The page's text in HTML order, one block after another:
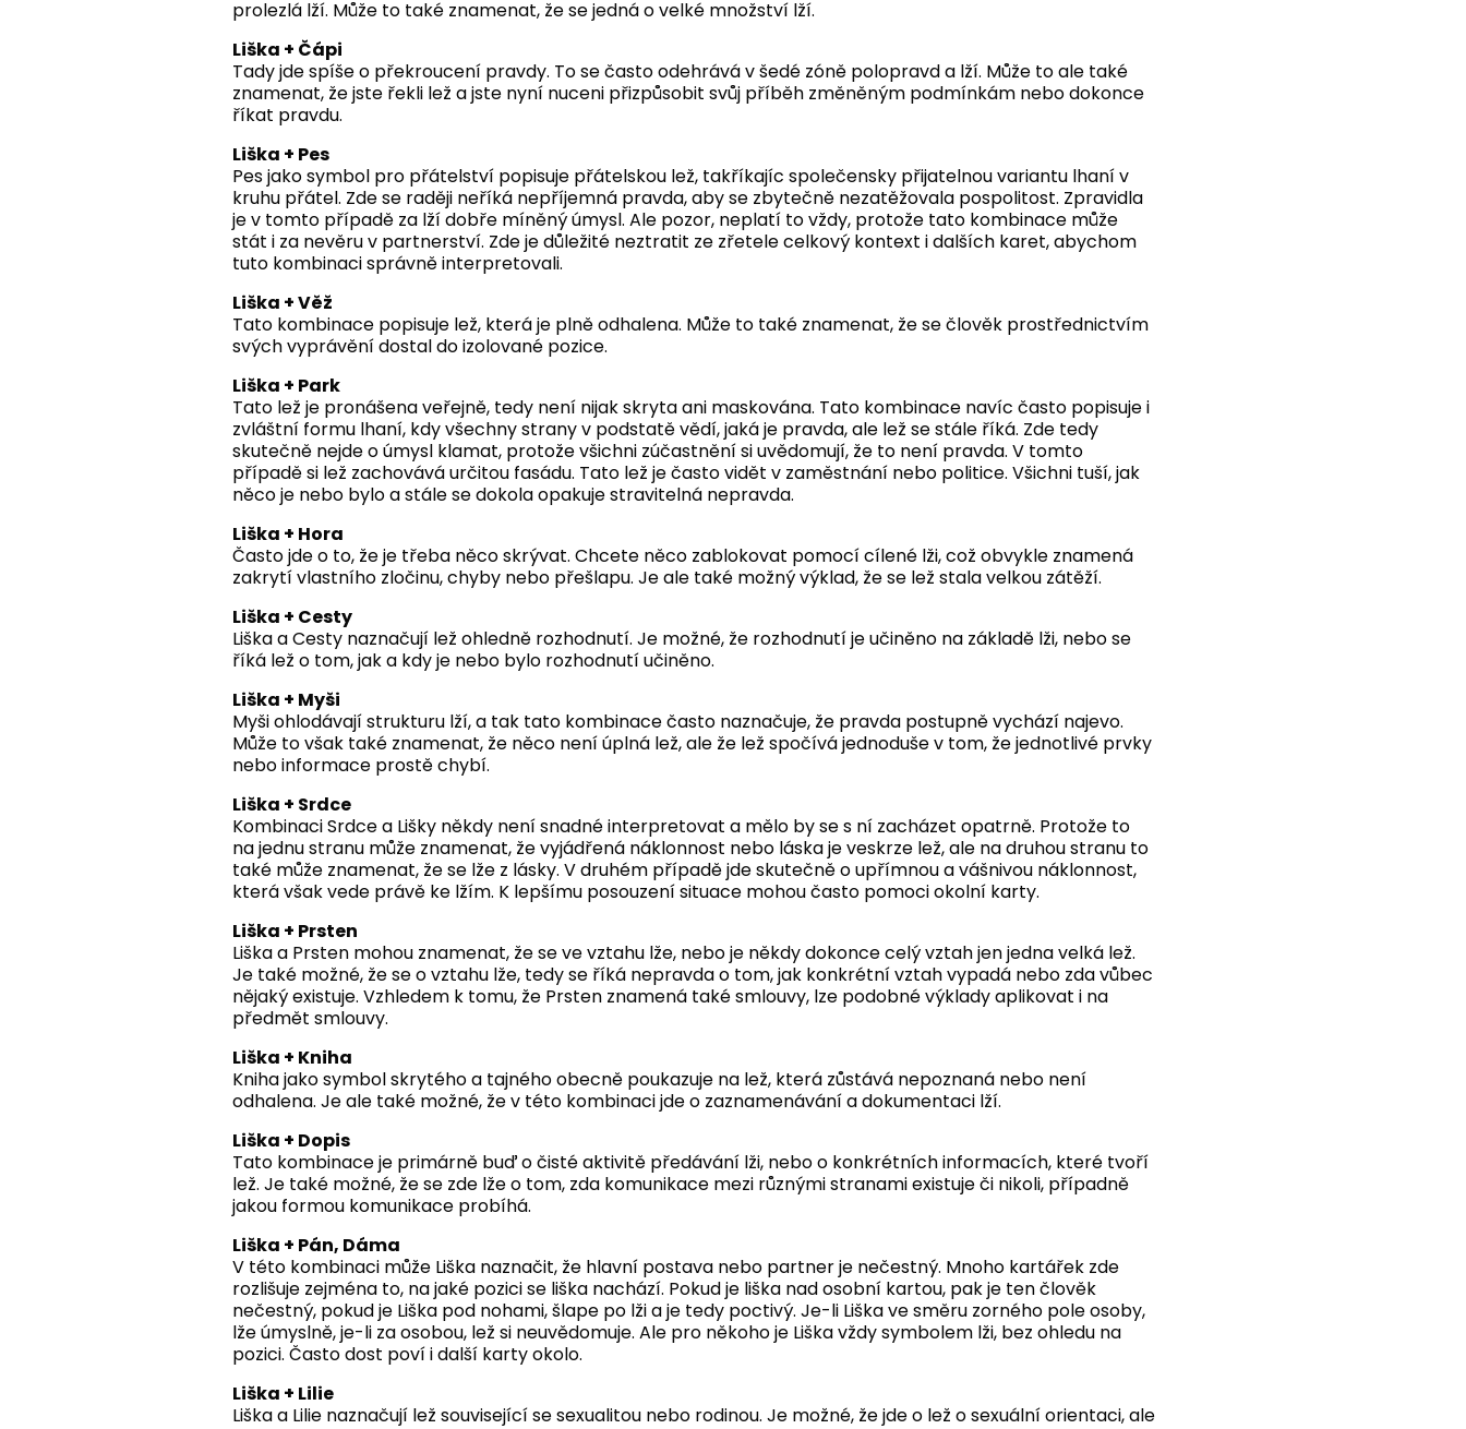
prolezlá lží. Může to také znamenat, že se jedná o velké množství lží.
Liška + Čápi
Tady jde spíše o překroucení pravdy. To se často odehrává v šedé zóně polopravd a lží. Může to ale také
znamenat, že jste řekli lež a jste nyní nuceni přizpůsobit svůj příběh změněným podmínkám nebo dokonce
říkat pravdu.
Liška + Pes
Pes jako symbol pro přátelství popisuje přátelskou lež, takříkajíc společensky přijatelnou variantu lhaní v
kruhu přátel. Zde se raději neříká nepříjemná pravda, aby se zbytečně nezatěžovala pospolitost. Zpravidla
je v tomto případě za lží dobře míněný úmysl. Ale pozor, neplatí to vždy, protože tato kombinace může
stát i za nevěru v partnerství. Zde je důležité neztratit ze zřetele celkový kontext i dalších karet, abychom
tuto kombinaci správně interpretovali.
Liška + Věž
Tato kombinace popisuje lež, která je plně odhalena. Může to také znamenat, že se člověk prostřednictvím
svých vyprávění dostal do izolované pozice.
Liška + Park
Tato lež je pronášena veřejně, tedy není nijak skryta ani maskována. Tato kombinace navíc často popisuje i
zvláštní formu lhaní, kdy všechny strany v podstatě vědí, jaká je pravda, ale lež se stále říká. Zde tedy
skutečně nejde o úmysl klamat, protože všichni zúčastnění si uvědomují, že to není pravda. V tomto
případě si lež zachovává určitou fasádu. Tato lež je často vidět v zaměstnání nebo politice. Všichni tuší, jak
něco je nebo bylo a stále se dokola opakuje stravitelná nepravda.
Liška + Hora
Často jde o to, že je třeba něco skrývat. Chcete něco zablokovat pomocí cílené lži, což obvykle znamená
zakrytí vlastního zločinu, chyby nebo přešlapu. Je ale také možný výklad, že se lež stala velkou zátěží.
Liška + Cesty
Liška a Cesty naznačují lež ohledně rozhodnutí. Je možné, že rozhodnutí je učiněno na základě lži, nebo se
říká lež o tom, jak a kdy je nebo bylo rozhodnutí učiněno.
Liška + Myši
Myši ohlodávají strukturu lží, a tak tato kombinace často naznačuje, že pravda postupně vychází najevo.
Může to však také znamenat, že něco není úplná lež, ale že lež spočívá jednoduše v tom, že jednotlivé prvky
nebo informace prostě chybí.
Liška + Srdce
Kombinaci Srdce a Lišky někdy není snadné interpretovat a mělo by se s ní zacházet opatrně. Protože to
na jednu stranu může znamenat, že vyjádřená náklonnost nebo láska je veskrze lež, ale na druhou stranu to
také může znamenat, že se lže z lásky. V druhém případě jde skutečně o upřímnou a vášnivou náklonnost,
která však vede právě ke lžím. K lepšímu posouzení situace mohou často pomoci okolní karty.
Liška + Prsten
Liška a Prsten mohou znamenat, že se ve vztahu lže, nebo je někdy dokonce celý vztah jen jedna velká lež.
Je také možné, že se o vztahu lže, tedy se říká nepravda o tom, jak konkrétní vztah vypadá nebo zda vůbec
nějaký existuje. Vzhledem k tomu, že Prsten znamená také smlouvy, lze podobné výklady aplikovat i na
předmět smlouvy.
Liška + Kniha
Kniha jako symbol skrytého a tajného obecně poukazuje na lež, která zůstává nepoznaná nebo není
odhalena. Je ale také možné, že v této kombinaci jde o zaznamenávání a dokumentaci lží.
Liška + Dopis
Tato kombinace je primárně buď o čisté aktivitě předávání lži, nebo o konkrétních informacích, které tvoří
lež. Je také možné, že se zde lže o tom, zda komunikace mezi různými stranami existuje či nikoli, případně
jakou formou komunikace probíhá.
Liška + Pán, Dáma
V této kombinaci může Liška naznačit, že hlavní postava nebo partner je nečestný. Mnoho kartářek zde
rozlišuje zejména to, na jaké pozici se liška nachází. Pokud je liška nad osobní kartou, pak je ten člověk
nečestný, pokud je Liška pod nohami, šlape po lži a je tedy poctivý. Je-li Liška ve směru zorného pole osoby,
lže úmyslně, je-li za osobou, lež si neuvědomuje. Ale pro někoho je Liška vždy symbolem lži, bez ohledu na
pozici. Často dost poví i další karty okolo.
Liška + Lilie
Liška a Lilie naznačují lež související se sexualitou nebo rodinou. Je možné, že jde o lež o sexuální orientaci, ale